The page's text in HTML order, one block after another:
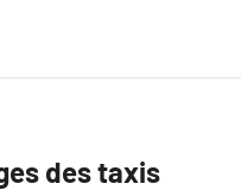
des taxis